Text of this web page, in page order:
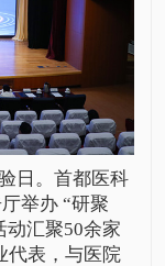
日。首都医科
举办 “研聚
动汇聚50余家
代表，与医院